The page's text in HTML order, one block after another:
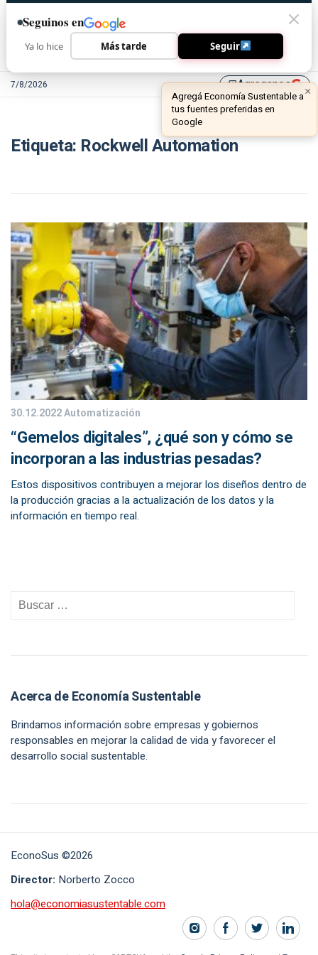
7/8/2026 library_addAgreganos ×
Agregá Economía Sustentable a
tus fuentes preferidas en
Google
Etiqueta: Rockwell Automation
30.12.2022Automatización
“Gemelos digitales”, ¿qué son y cómo se
incorporan a las industrias pesadas?
Estos dispositivos contribuyen a mejorar los diseños dentro de
la producción gracias a la actualización de los datos y la
información en tiempo real.
Acerca de Economía Sustentable
Brindamos información sobre empresas y gobiernos
responsables en mejorar la calidad de vida y favorecer el
desarrollo social sustentable.
EconoSus ©2026
Director: Norberto Zocco
hola@economiasustentable.com
Seguinos en
Ya lo hice Más tarde Seguir